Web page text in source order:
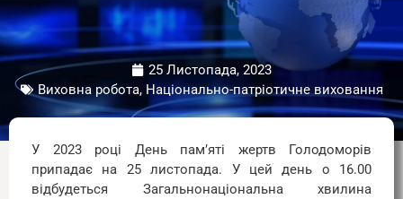
25 Листопада, 2023
Виховна робота, Національно-патріотичне виховання
У 2023 році День пам’яті жертв Голодоморів
припадає на 25 листопада. У цей день о 16.00
відбудеться Загальнонаціональна хвилина